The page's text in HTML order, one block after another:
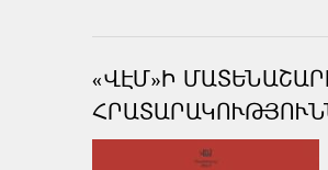
«ՎԷՄ»Ի